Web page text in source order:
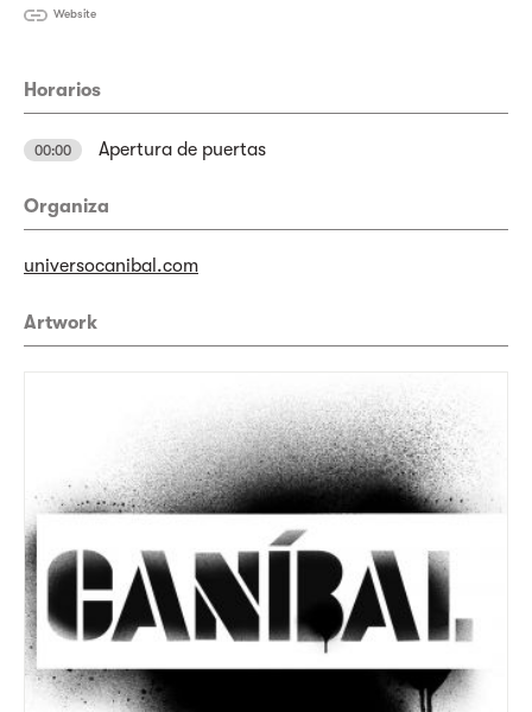
Website
Horarios
00:00 Apertura de puertas
Organiza
universocanibal.com
Artwork